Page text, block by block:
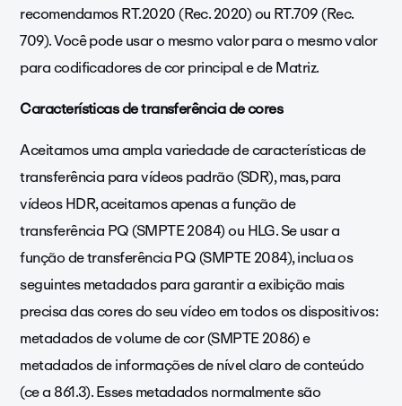
recomendamos RT.2020 (Rec. 2020) ou RT.709 (Rec.
709). Você pode usar o mesmo valor para o mesmo valor
para codificadores de cor principal e de Matriz.
Características de transferência de cores
Aceitamos uma ampla variedade de características de
transferência para vídeos padrão (SDR), mas, para
vídeos HDR, aceitamos apenas a função de
transferência PQ (SMPTE 2084) ou HLG. Se usar a
função de transferência PQ (SMPTE 2084), inclua os
seguintes metadados para garantir a exibição mais
precisa das cores do seu vídeo em todos os dispositivos:
metadados de volume de cor (SMPTE 2086) e
metadados de informações de nível claro de conteúdo
(ce a 861.3). Esses metadados normalmente são